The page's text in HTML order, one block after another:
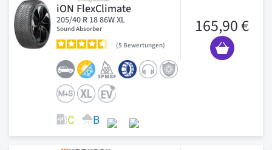
iON FlexClimate
205/40 R 18 86W XL
Sound Absorber
5 Bewertungen
165,90 €